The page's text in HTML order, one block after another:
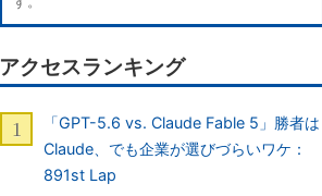
アクセスランキング
「GPT-5.6 vs. Claude Fable 5」勝者は
Claude、でも企業が選びづらいワケ：
891st Lap